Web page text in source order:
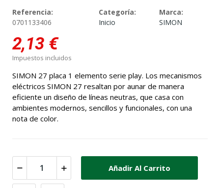
Referencia:
0701133406
Categoría:
Inicio
Marca:
SIMON
2,13 €
Impuestos incluidos
SIMON 27 placa 1 elemento serie play. Los mecanismos
eléctricos SIMON 27 resaltan por aunar de manera
eficiente un diseño de líneas neutras, que casa con
ambientes modernos, sencillos y funcionales, con una
nota de color.
Añadir Al Carrito